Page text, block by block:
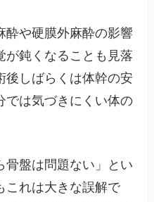
酔や硬膜外麻酔の影響
が鈍くなることも見落
後しばらくは体幹の安
では気づきにくい体の
骨盤は問題ない」とい
これは大きな誤解で